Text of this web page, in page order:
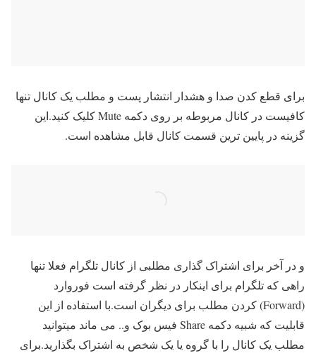
برای قطع کدن صدا و هشدار انتشار پست و مطلب یک کانال تنها
کافیست در کانال مربوطه بر روی دکمه Mute کلیک کنید.این
گزینه در پایین ترین قسمت کانال قابل مشاهده است.
و در آخر برای اشتراک گذاری مطلبی از کانال تلگرام فعلا تنها
راهی که تلگرام برای اینکار در نظر گرفته است فوروارد
(Forward) کردن مطلب برای دیگران است.با استفاده از این
قابلیت که شبیه دکمه Share فیس بوک و.. می ماند میتوانید
مطلب یک کانال را با گروه یا یک شخص به اشتراک بگذارید.برای